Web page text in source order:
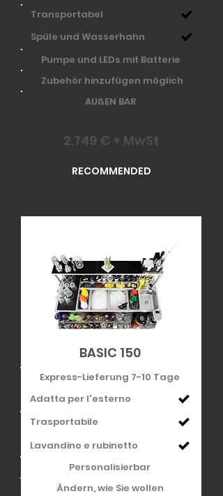
Transportabel
Spüle und Wasserhahn
Zubehör hinzufügen möglich
Pumpe und LEDs mit Batterie
AUßEN BAR
2.749 € + MwSt
RECOMMENDED
BASIC 150
Adatta per l'esterno
Trasportabile
Express-Lieferung 7-10 Tage
Lavandino e rubinetto
Personalisierbar
Ändern, wie Sie wollen